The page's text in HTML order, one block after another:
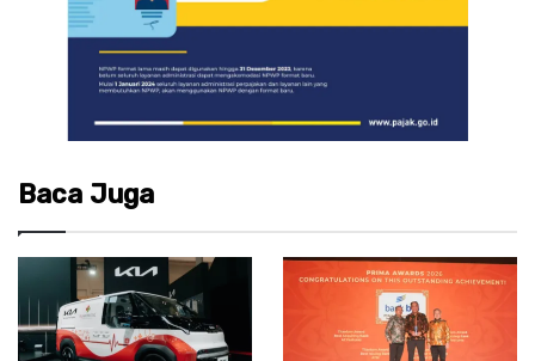
Baca Juga